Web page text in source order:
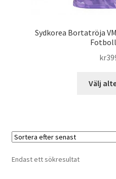
Sydkorea Bortatröja
kr
Välj
Endast ett sökresultat